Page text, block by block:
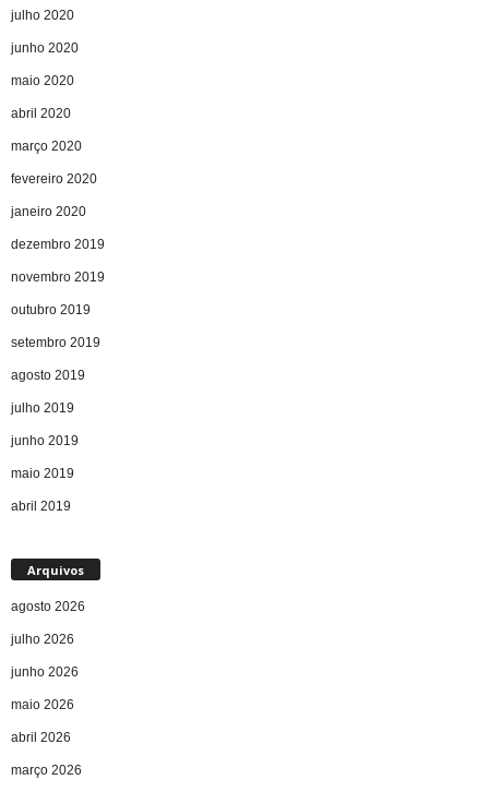
julho 2020
junho 2020
maio 2020
abril 2020
março 2020
fevereiro 2020
janeiro 2020
dezembro 2019
novembro 2019
outubro 2019
setembro 2019
agosto 2019
julho 2019
junho 2019
maio 2019
abril 2019
Arquivos
agosto 2026
julho 2026
junho 2026
maio 2026
abril 2026
março 2026